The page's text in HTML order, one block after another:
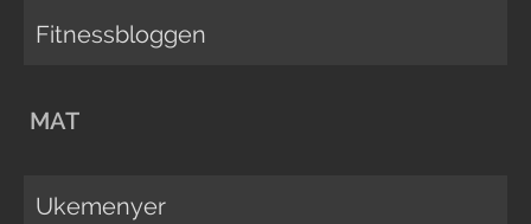
Fitnessbloggen
MAT
Ukemenyer